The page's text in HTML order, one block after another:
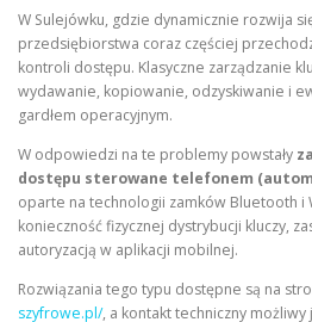
W Sulejówku, gdzie dynamicznie rozwija
przedsiębiorstwa coraz częściej
kontroli dostępu. Klasyczne zarządzanie
wydawanie, kopiowanie, odzyskiwanie i
gardłem operacyjnym.
W odpowiedzi na te problemy powstały
dostępu sterowane telefonem
oparte na technologii zamków Bluetooth i
konieczność fizycznej dystrybucji kluczy,
autoryzacją w aplikacji mobilnej.
Rozwiązania tego typu dostępne są na
szyfrowe.pl/, a kontakt techniczny